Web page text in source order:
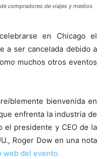
compradores de viajes y medios
en Chicago el
a ser cancelada debido a
muchos otros eventos
bienvenida en
enfrenta la industria de
el presidente y CEO de la
Roger Dow en una nota
web del evento.